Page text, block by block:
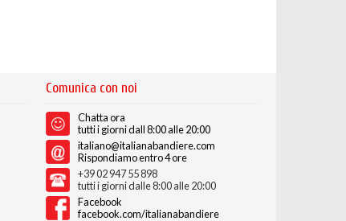
Comunica con noi
Chatta ora
tutti i giorni dall 8:00 alle 20:00
italiano@italianabandiere.com
Rispondiamo entro 4 ore
+39 02 947 55 898
tutti i giorni dalle 8:00 alle 20:00
Facebook
facebook.com/italianabandiere